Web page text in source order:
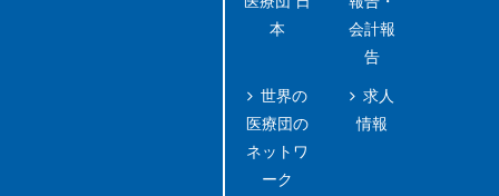
本
世界の
医療団の
ネットワ
ーク
会計報
告
求人
情報